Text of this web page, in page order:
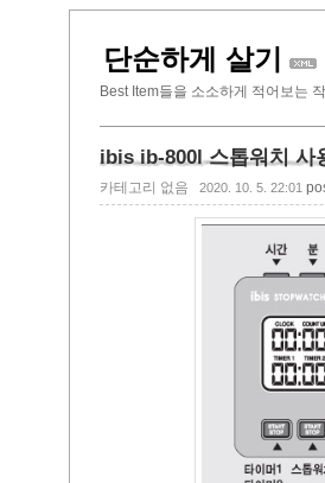
단순하게 살기
Best Item들을 소소하게 적어보는
ibis ib-800l 스톱워치 사
카테고리 없음 2020. 10. 5. 22:01